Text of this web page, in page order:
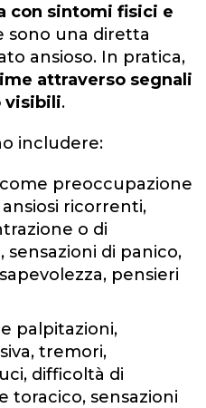
con sintomi fisici e
sono una diretta
ansioso. In pratica,
attraverso segnali
visibili.
includere:
preoccupazione
ricorrenti,
o di
sensazioni di panico,
pensieri
palpitazioni,
tremori,
difficoltà di
toracico, sensazioni